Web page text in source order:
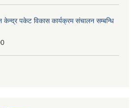
केन्द्र पकेट विकास कार्यक्रम संचालन सम्बन्धि